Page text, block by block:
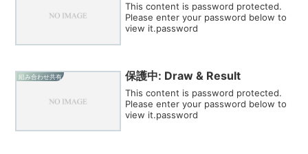
This content is password protected.
Please enter your password below to
view it.password
組み合わせ共有 保護中: Draw & Result
This content is password protected.
Please enter your password below to
view it.password